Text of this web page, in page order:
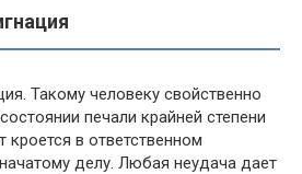
Такому человеку свойственно
печали крайней степени
в ответственном
делу. Любая неудача дает